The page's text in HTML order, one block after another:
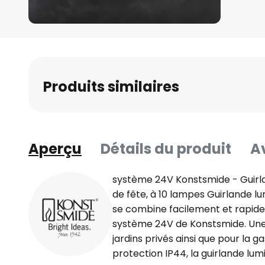
Produits similaires
Aperçu Détails du produit
système 24V Konstsmide -
de fête, à 10 lampes Guirlande
se combine facilement et
système 24V de Konstsmide.
jardins privés ainsi que pour la
protection IP44, la guirlande